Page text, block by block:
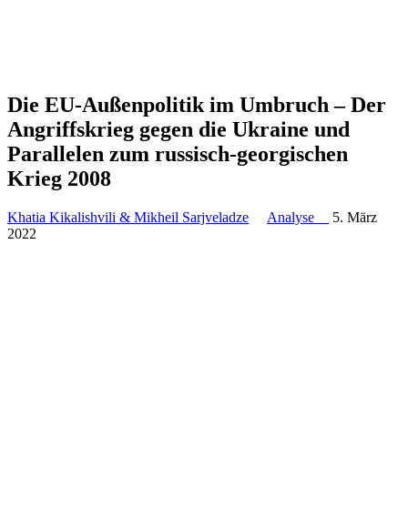
Die EU-Außen­po­litik im Umbruch – Der
Angriffs­krieg gegen die Ukraine und
Paral­lelen zum russisch-georgi­schen
Krieg 2008
Khatia Kikalishvili & Mikheil Sarjveladze Analyse
5. März
2022